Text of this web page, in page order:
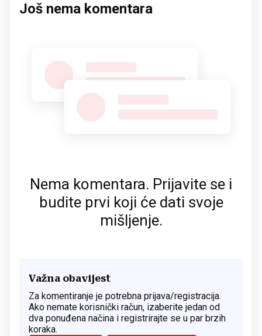
Još nema komentara
Nema komentara. Prijavite se i
budite prvi koji će dati svoje
mišljenje.
Važna obavijest
Za komentiranje je potrebna prijava/registracija.
Ako nemate korisnički račun, izaberite jedan od
dva ponuđena načina i registrirajte se u par brzih
koraka.